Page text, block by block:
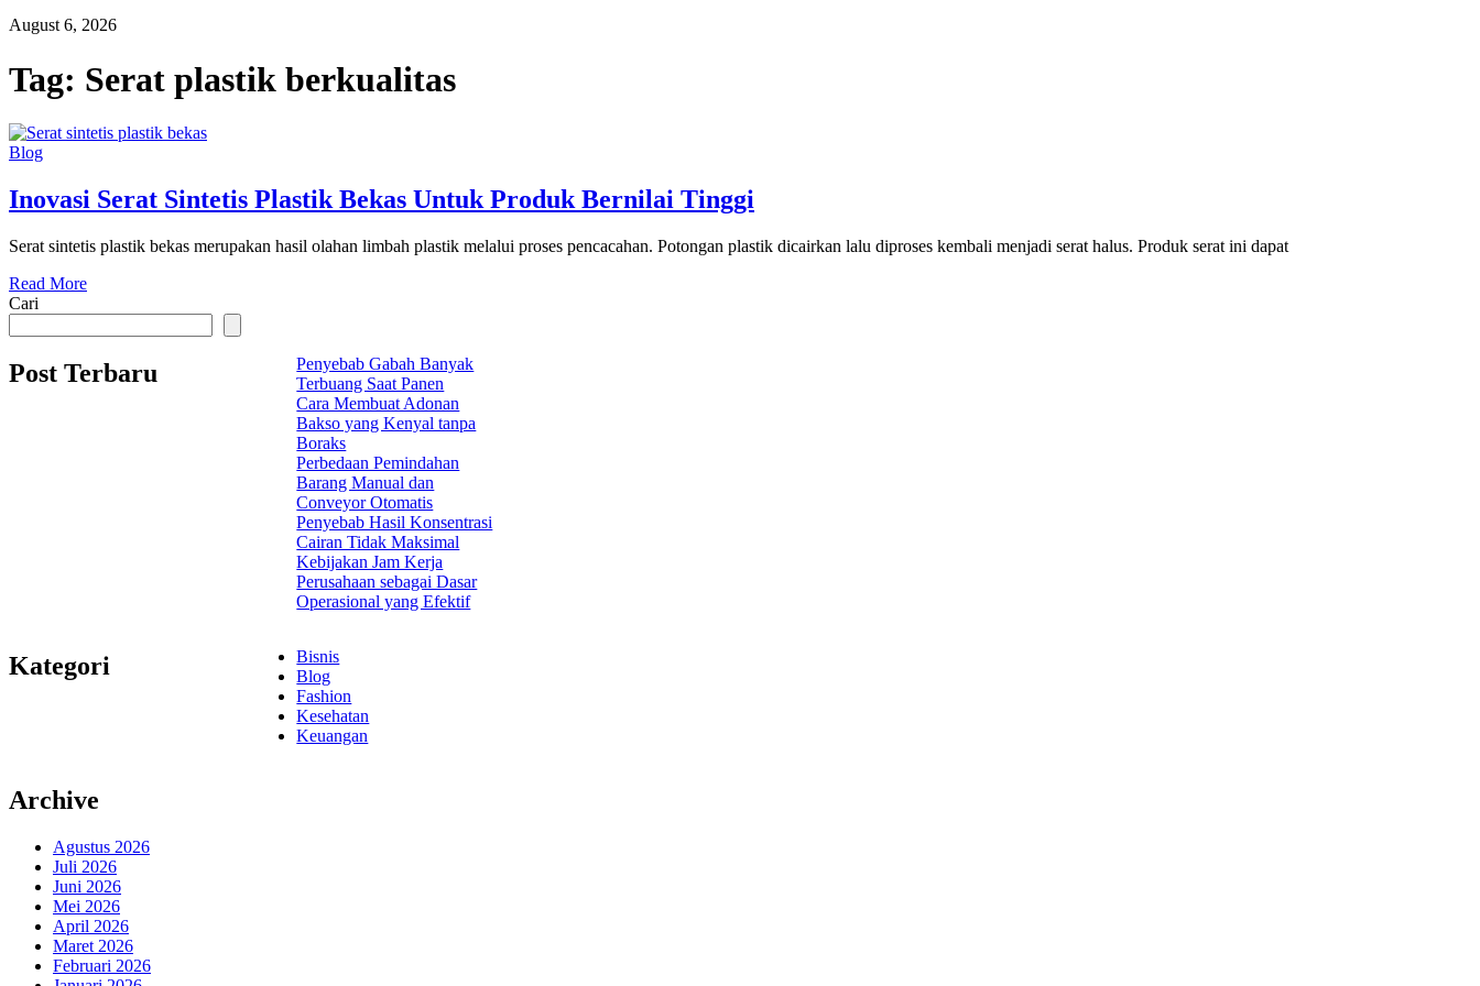
August 6, 2026
Tag: Serat plastik berkualitas
Blog
Inovasi Serat Sintetis Plastik Bekas Untuk Produk Bernilai Tinggi
Serat sintetis plastik bekas merupakan hasil olahan limbah plastik melalui proses pencacahan. Potongan plastik dicairkan lalu diproses kembali menjadi serat halus. Produk serat ini dapat
Read More
Cari
Post Terbaru
Penyebab Gabah Banyak
Terbuang Saat Panen
Cara Membuat Adonan
Bakso yang Kenyal tanpa
Boraks
Perbedaan Pemindahan
Barang Manual dan
Conveyor Otomatis
Penyebab Hasil Konsentrasi
Cairan Tidak Maksimal
Kebijakan Jam Kerja
Perusahaan sebagai Dasar
Operasional yang Efektif
Kategori
Bisnis
Blog
Fashion
Kesehatan
Keuangan
Archive
Agustus 2026
Juli 2026
Juni 2026
Mei 2026
April 2026
Maret 2026
Februari 2026